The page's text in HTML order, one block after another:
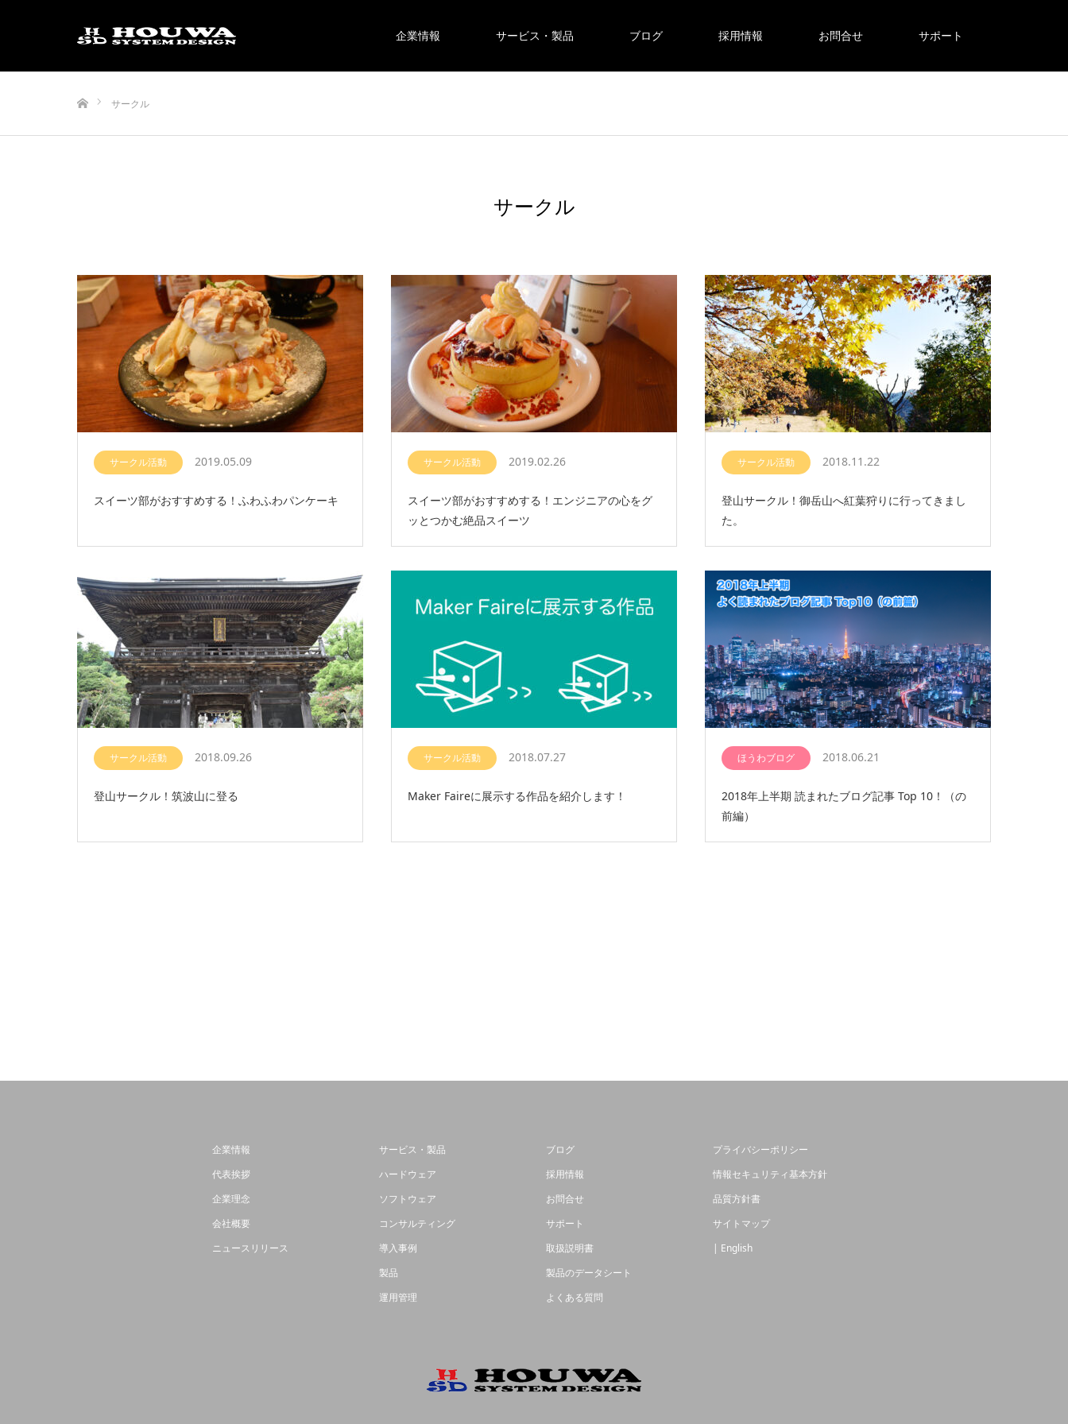
企業情報 サービス・製品 ブログ 採用情報 お問合せ サポート
サークル
サークル
サークル活動 2019.05.09
スイーツ部がおすすめする！ふわふわパンケーキ
サークル活動 2019.02.26
スイーツ部がおすすめする！エンジニアの心をグ
ッとつかむ絶品スイーツ
サークル活動 2018.11.22
登山サークル！御岳山へ紅葉狩りに行ってきまし
た。
サークル活動 2018.09.26
登山サークル！筑波山に登る
サークル活動 2018.07.27
Maker Faireに展示する作品を紹介します！
ほうわブログ 2018.06.21
2018年上半期 読まれたブログ記事 Top 10！（の
前編）
企業情報
代表挨拶
企業理念
会社概要
ニュースリリース
サービス・製品
ハードウェア
ソフトウェア
コンサルティング
導入事例
製品
運用管理
ブログ
採用情報
お問合せ
サポート
取扱説明書
製品のデータシート
よくある質問
プライバシーポリシー
情報セキュリティ基本方針
品質方針書
サイトマップ
| English